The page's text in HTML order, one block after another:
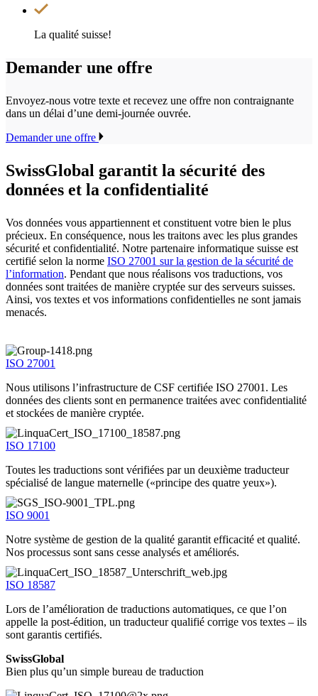
La qualité suisse!
Demander une offre
Envoyez-nous votre texte et recevez une offre non contraignante
dans un délai d’une demi-journée ouvrée.
Demander une offre
SwissGlobal garantit la sécurité des
données et la confidentialité
Vos données vous appartiennent et constituent votre bien le plus
précieux. En conséquence, nous les traitons avec les plus grandes
sécurité et confidentialité. Notre partenaire informatique suisse est
certifié selon la norme ISO 27001 sur la gestion de la sécurité de
l’information. Pendant que nous réalisons vos traductions, vos
données sont traitées de manière cryptée sur des serveurs suisses.
Ainsi, vos textes et vos informations confidentielles ne sont jamais
menacés.
ISO 27001
Nous utilisons l’infrastructure de CSF certifiée ISO 27001. Les
données des clients sont en permanence traitées avec confidentialité
et stockées de manière cryptée.
ISO 17100
Toutes les traductions sont vérifiées par un deuxième traducteur
spécialisé de langue maternelle («principe des quatre yeux»).
ISO 9001
Notre système de gestion de la qualité garantit efficacité et qualité.
Nos processus sont sans cesse analysés et améliorés.
ISO 18587
Lors de l’amélioration de traductions automatiques, ce que l’on
appelle la post-édition, un traducteur qualifié corrige vos textes – ils
sont garantis certifiés.
SwissGlobal
Bien plus qu’un simple bureau de traduction